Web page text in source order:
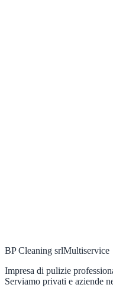
BP Cleaning srlMultiservice
Impresa di pulizie
Serviamo privati e aziende